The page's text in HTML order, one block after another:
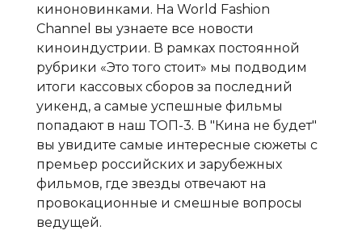
киноновинками. На World Fashion
Channel вы узнаете все новости
киноиндустрии. В рамках постоянной
рубрики «Это того стоит» мы подводим
итоги кассовых сборов за последний
уикенд, а самые успешные фильмы
попадают в наш ТОП-3. В "Кина не будет"
вы увидите самые интересные сюжеты с
премьер российских и зарубежных
фильмов, где звезды отвечают на
провокационные и смешные вопросы
ведущей.